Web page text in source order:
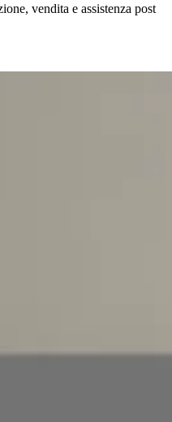
vendita e assistenza post